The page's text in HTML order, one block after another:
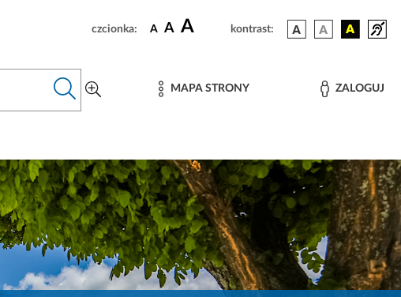
czcionka: A A A kontrast:
MAPA STRONY ZALOGUJ